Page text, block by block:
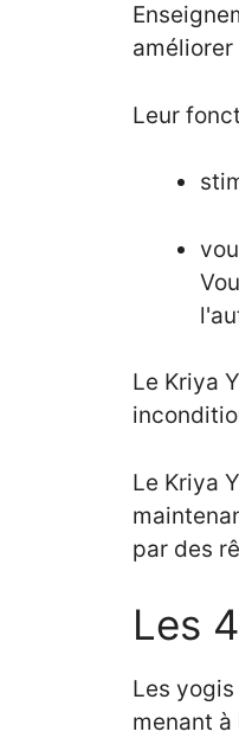
Leur
Le Kriya
Le Kriya
par des
Les
Les
menant